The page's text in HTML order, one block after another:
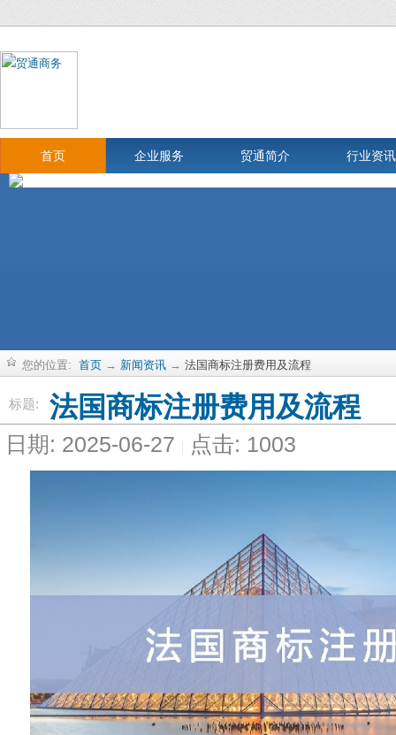
首页 企业服务 贸通简介 行业资讯
您的位置: 首页 → 新闻资讯 → 法国商标注册费用及流程
标题: 法国商标注册费用及流程
日期: 2025-06-27 点击: 1003